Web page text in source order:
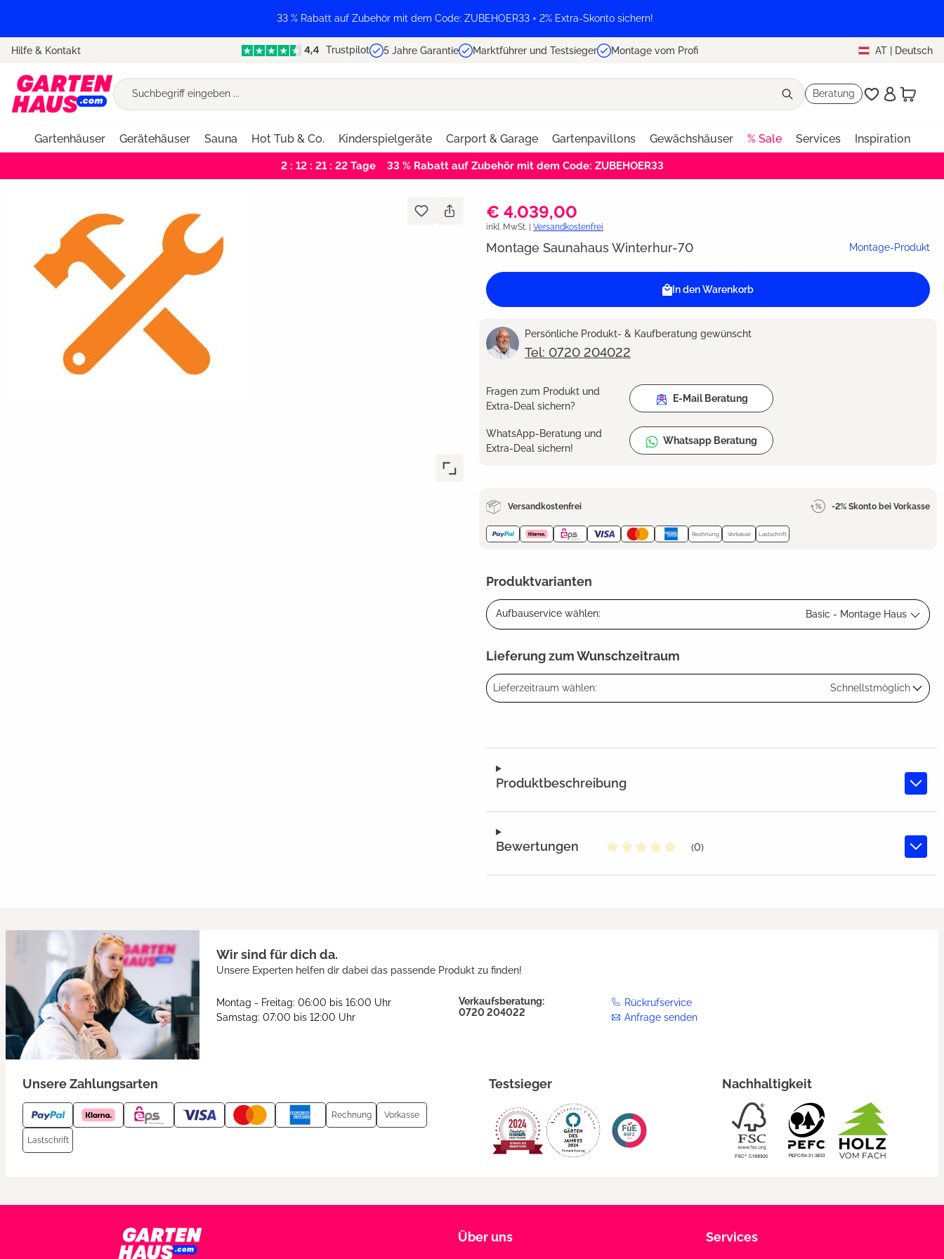
33 % Rabatt auf Zubehör mit dem Code: ZUBEHOER33 + 2% Extra-Skonto sichern!
Hilfe & Kontakt Trustpilot 5 Jahre Garantie Marktführer und Testsieger Montage vom Profi AT | Deutsch
Beratung
Gartenhäuser Gerätehäuser Sauna Hot Tub & Co. Kinderspielgeräte Carport & Garage Gartenpavillons Gewächshäuser % Sale Services Inspiration
2 : 12 : 21 : 22Tage 33 % Rabatt auf Zubehör mit dem Code: ZUBEHOER33
€ 4.039,00
inkl. MwSt. | Versandkostenfrei
Montage Saunahaus Winterhur-70 Montage-Produkt
In den Warenkorb
Persönliche Produkt- & Kaufberatung gewünscht
Tel: 0720 204022
Fragen zum Produkt und
Extra-Deal sichern?
E-Mail Beratung
WhatsApp-Beratung und
Extra-Deal sichern!
Whatsapp Beratung
Versandkostenfrei -2% Skonto bei Vorkasse
Rechnung Vorkasse Lastschrift
Produktvarianten
Aufbauservice wählen: Basic - Montage Haus
Lieferung zum Wunschzeitraum
Lieferzeitraum wählen: Schnellstmöglich
Produktbeschreibung
Bewertungen
(0)
Wir sind für dich da.
Unsere Experten helfen dir dabei das passende Produkt zu finden!
Montag - Freitag: 06:00 bis 16:00 Uhr
Samstag: 07:00 bis 12:00 Uhr
Verkaufsberatung:
0720 204022
Rückrufservice
Anfrage senden
Unsere Zahlungsarten
Rechnung Vorkasse
Lastschrift
Testsieger Nachhaltigkeit
Über uns Services